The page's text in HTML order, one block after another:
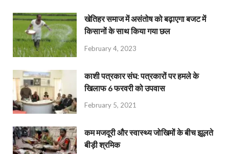
खेतिहर समाज में असंतोष को बढ़ाएगा बजट में
किसानों के साथ किया गया छल
February 4, 2023
काशी पत्रकार संघ: पत्रकारों पर हमले के
खिलाफ 6 फरवरी को उपवास
February 5, 2021
कम मजदूरी और स्वास्थ्य जोखिमों के बीच झूलते
बीड़ी श्रमिक